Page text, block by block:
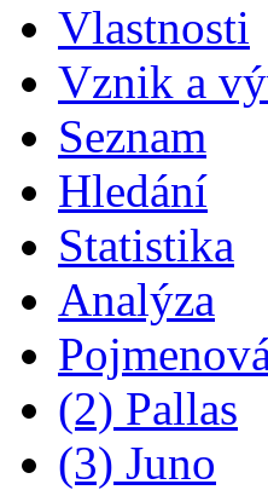
Vlastnosti
Vznik a
Seznam
Hledání
Statistika
Analýza
(2) Pallas
(3) Juno